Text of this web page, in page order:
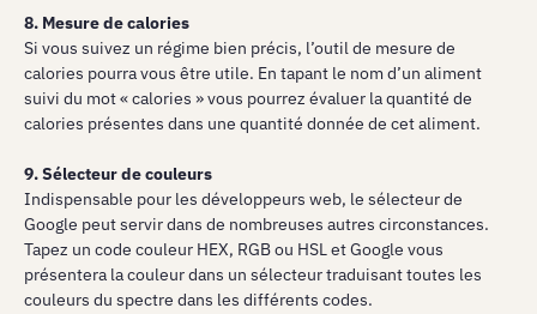
8. Mesure de calories
Si vous suivez un régime bien précis, l’outil de mesure de
calories pourra vous être utile. En tapant le nom d’un aliment
suivi du mot « calories » vous pourrez évaluer la quantité de
calories présentes dans une quantité donnée de cet aliment.
9. Sélecteur de couleurs
Indispensable pour les développeurs web, le sélecteur de
Google peut servir dans de nombreuses autres circonstances.
Tapez un code couleur HEX, RGB ou HSL et Google vous
présentera la couleur dans un sélecteur traduisant toutes les
couleurs du spectre dans les différents codes.